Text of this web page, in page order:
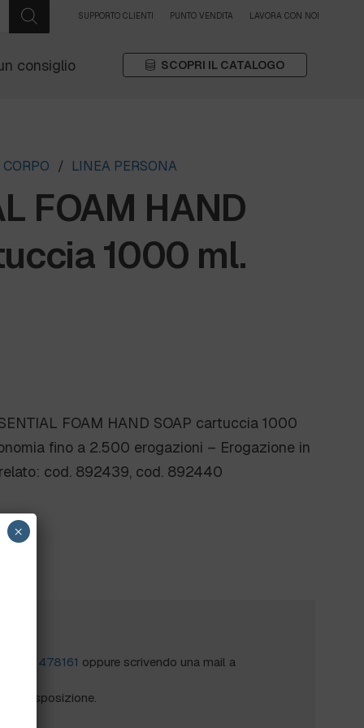
SUPPORTO CLIENTI PUNTO VENDITA LAVORA CON NOI
consiglio SCOPRI IL CATALOGO
/ LINEA PERSONA
FOAM HAND
1000 ml.
FOAM HAND SOAP cartuccia 1000
fino a 2.500 erogazioni – Erogazione in
cod. 892439, cod. 892440
0172 478161 oppure scrivendo una mail a
a disposizione.
×